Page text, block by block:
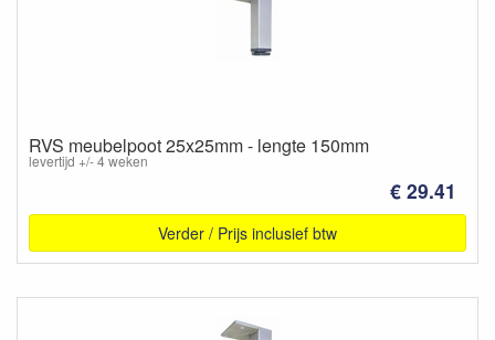
RVS meubelpoot 25x25mm - lengte 150mm
levertijd +/- 4 weken
€ 29.41
Verder / Prijs inclusief btw